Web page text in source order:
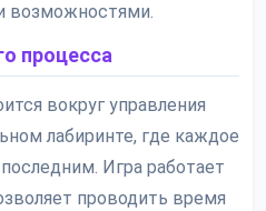
возможностями.
процесса
вокруг управления
лабиринте, где каждое
Игра работает
проводить время